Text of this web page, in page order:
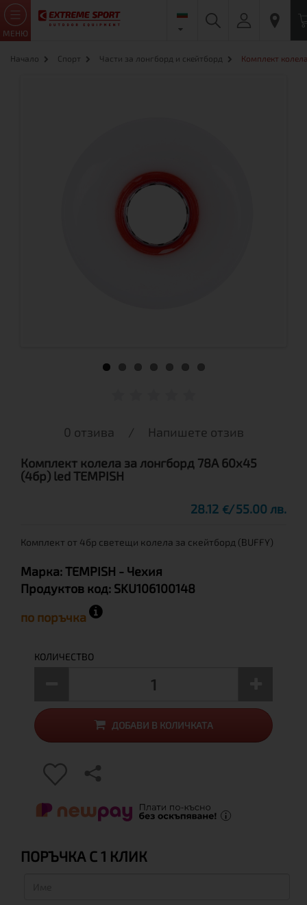
МЕНЮ
Начало Спорт Части за лонгборд и скейтборд Комплект
0 отзива / Напишете отзив
Комплект колела за лонгборд 78A 60x45
(4бр) led TEMPISH
28.12 € 55.00 лв.
Комплект от 4бр светещи колела за скейтборд (BUFFY)
Марка:TEMPISH - Чехия
Продуктов код: SKU106100148
по поръчка
КОЛИЧЕСТВО
ДОБАВИ В КОЛИЧКАТА
ПОРЪЧКА С 1 КЛИК